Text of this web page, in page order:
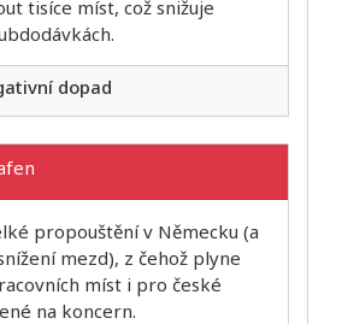
tisíce míst, což snižuje
dopad
propouštění v Německu (a
mezd), z čehož plyne
míst i pro české
na koncern.